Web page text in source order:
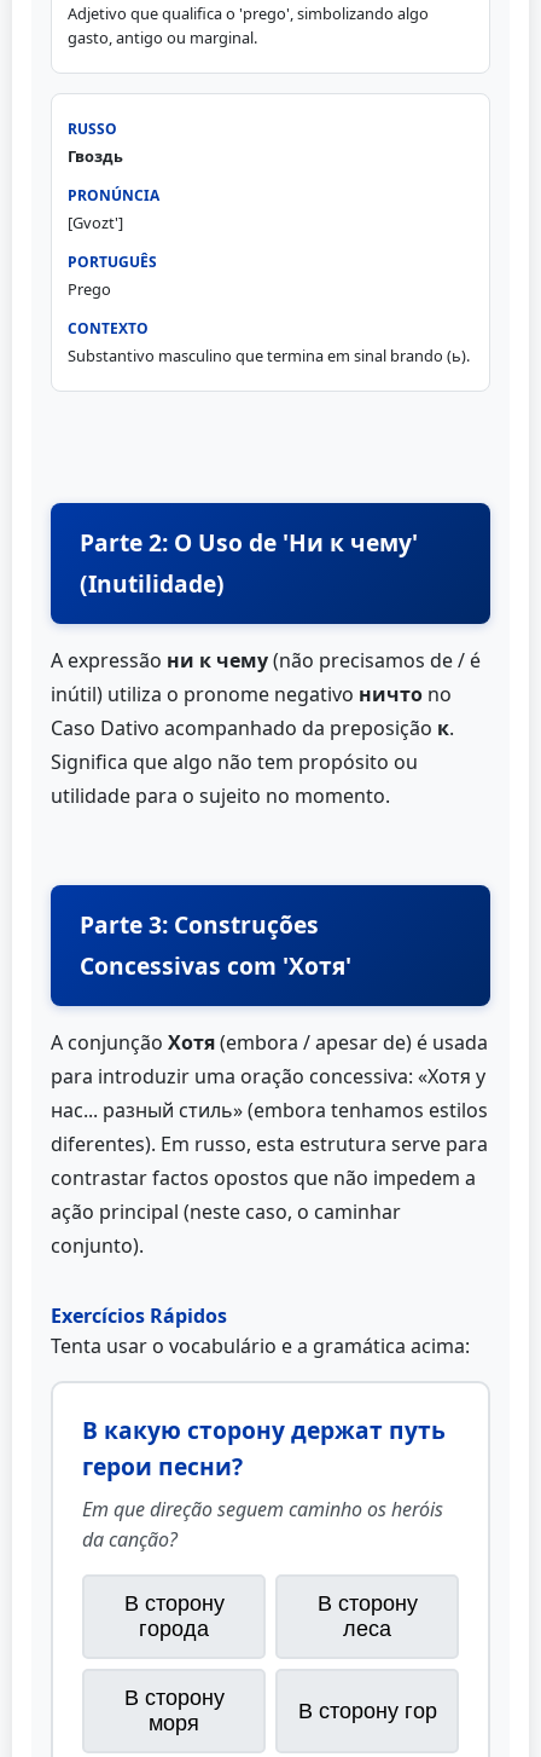
Adjetivo que qualifica o 'prego', simbolizando algo
gasto, antigo ou marginal.
Гвоздь
[Gvozt']
Prego
Substantivo masculino que termina em sinal brando (ь).
Parte 2: O Uso de 'Ни к чему'
(Inutilidade)
A expressão ни к чему(não precisamos de / é
inútil) utiliza o pronome negativo ничто no
Caso Dativo acompanhado da preposição к.
Significa que algo não tem propósito ou
utilidade para o sujeito no momento.
Parte 3: Construções
Concessivas com 'Хотя'
A conjunção Хотя(embora / apesar de) é usada
para introduzir uma oração concessiva: «Хотя у
нас... разный стиль» (embora tenhamos estilos
diferentes). Em russo, esta estrutura serve para
contrastar factos opostos que não impedem a
ação principal (neste caso, o caminhar
conjunto).
Exercícios Rápidos
Tenta usar o vocabulário e a gramática acima:
В какую сторону держат путь
герои песни?
Em que direção seguem caminho os heróis
da canção?
В сторону
города
В сторону
леса
В сторону
моря
В сторону гор